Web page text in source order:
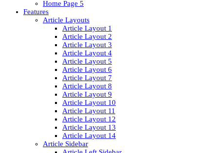
Home Page 5
Features
Article Layouts
Article Layout 1
Article Layout 2
Article Layout 3
Article Layout 4
Article Layout 5
Article Layout 6
Article Layout 7
Article Layout 8
Article Layout 9
Article Layout 10
Article Layout 11
Article Layout 12
Article Layout 13
Article Layout 14
Article Sidebar